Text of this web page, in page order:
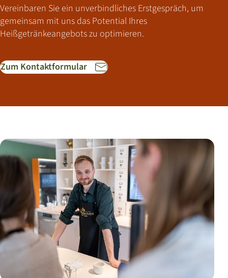
Vereinbaren Sie ein unverbindliches Erstgespräch, um
gemeinsam mit uns das Potential Ihres
Heißgetränkeangebots zu optimieren.
Zum Kontaktformular